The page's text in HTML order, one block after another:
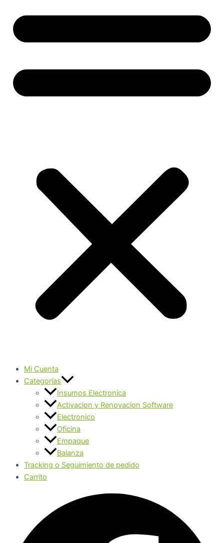
Mi Cuenta
Categorías
Insumos Electronica
Activacion y Renovacion Software
Electronico
Oficina
Empaque
Balanza
Tracking o Seguimiento de pedido
Carrito